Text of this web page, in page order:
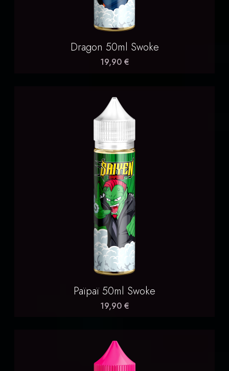
Dragon 50ml Swoke
19,90 €
Païpaï 50ml Swoke
19,90 €